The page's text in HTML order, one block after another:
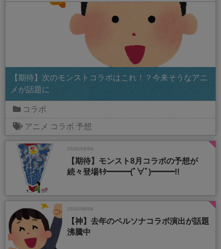
【期待】次のモンストコラボはこれ！？今来そうなアニ
メが話題に
コラボ
アニメ コラボ 予想
2026/08/06
【期待】モンスト8月コラボの予想が
続々登場ｷﾀ━━━(ﾟ∀ﾟ)━━━!!
2026/08/06
【神】去年のペルソナコラボ演出が話題
沸騰中